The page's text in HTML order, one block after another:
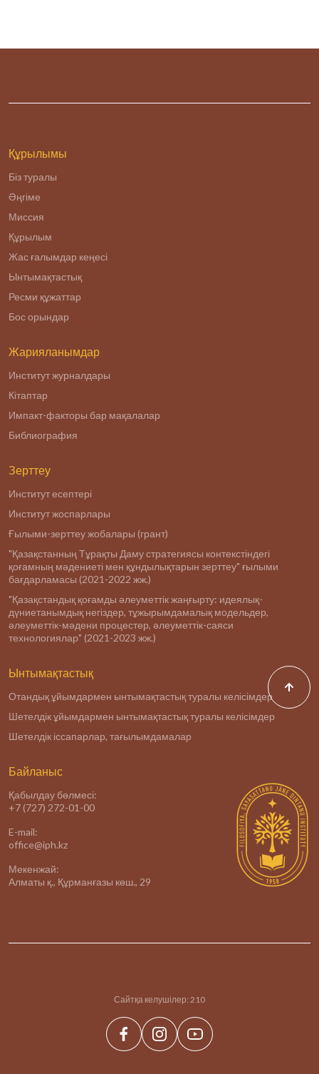
информационному
вопросам
Құрылымы
Біз туралы
Әңгіме
Миссия
Құрылым
Жас ғалымдар кеңесі
Ынтымақтастық
Ресми құжаттар
Бос орындар
Жарияланымдар
Институт журналдары
Кітаптар
Импакт-факторы бар мақалалар
Библиография
Зерттеу
Институт есептері
Институт жоспарлары
Ғылыми-зерттеу жобалары (грант)
"Қазақстанның Тұрақты Даму стратегиясы контекстіндегі
қоғамның мәдениеті мен құндылықтарын зерттеу" ғылыми
бағдарламасы (2021-2022 жж.)
"Қазақстандық қоғамды әлеуметтік жаңғырту: идеялық-
дүниетанымдық негіздер, тұжырымдамалық модельдер,
әлеуметтік-мәдени процестер, әлеуметтік-саяси
технологиялар" (2021-2023 жж.)
Ынтымақтастық
Отандық ұйымдармен ынтымақтастық туралы келісімдер
Шетелдік ұйымдармен ынтымақтастық туралы келісімдер
Шетелдік іссапарлар, тағылымдамалар
Байланыс
Қабылдау бөлмесі:
+7 (727) 272-01-00
E-mail:
office@iph.kz
Мекенжай:
Алматы қ., Құрманғазы көш., 29
Сайтқа келушілер: 210